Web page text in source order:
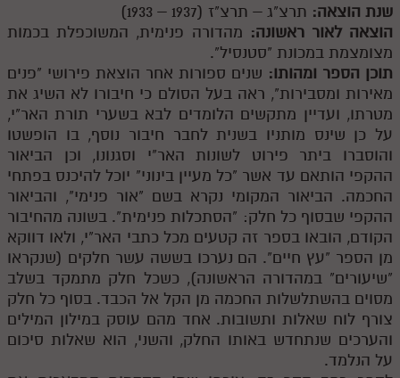
חלק יד
חלק ט"ז
בית שער הכוונות
שידור חי
הזמן סט תע"ס
ספרים להורדה
מנוע חיפוש בספרים
תלמוד עשר הספירות בעיון
תלמוד עשר הספירות חלק א
שנת הוצאה: תרצ"ג – תרצ"ז (1937 – 1933)
הוצאה לאור ראשונה: מהדורה פנימית, המשוכפלת בכמות
מצומצמת במכונת "סטנסיל".
תוכן הספר ומהותו: שנים ספורות אחר הוצאת פירושי "פנים
מאירות ומסבירות", ראה בעל הסולם כי חיבורו לא השיג את
מטרתו, ועדיין מתקשים הלומדים לבא בשערי תורת האר"י,
על כן שינס מותניו בשנית לחבר חיבור נוסף, בו הופשטו
והוסברו ביתר פירוט לשונות האר"י וסגנונו, וכן הביאור
ההקפי הותאם עד אשר "כל מעיין בינוני" יוכל להיכנס בפתחי
החכמה. הביאור המקומי נקרא בשם "אור פנימי", והביאור
ההקפי שבסוף כל חלק: "הסתכלות פנימית". בשונה מהחיבור
הקודם, הובאו בספר זה קטעים מכל כתבי האר"י, ולאו דווקא
מן הספר "עץ חיים". הם נערכו בששה עשר חלקים (שנקראו
"שיעורים" במהדורה הראשונה), כשכל חלק מתמקד בשלב
מסוים בהשתלשלות החכמה מן הקל אל הכבד. בסוף כל חלק
צורף לוח שאלות ותשובות. אחד מהם עוסק במילון המילים
והערכים שנתחדש באותו החלק, והשני, הוא שאלות סיכום
על הנלמד.